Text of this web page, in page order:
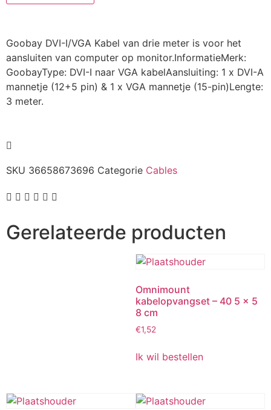
Goobay DVI-I/VGA Kabel van drie meter is voor het
aansluiten van computer op monitor.InformatieMerk:
GoobayType: DVI-I naar VGA kabelAansluiting: 1 x DVI-A
mannetje (12+5 pin) & 1 x VGA mannetje (15-pin)Lengte:
3 meter.
SKU 36658673696 Categorie Cables
Gerelateerde producten
Omnimount
kabelopvangset – 40 5 x 5
8 cm
€1,52
Ik wil bestellen